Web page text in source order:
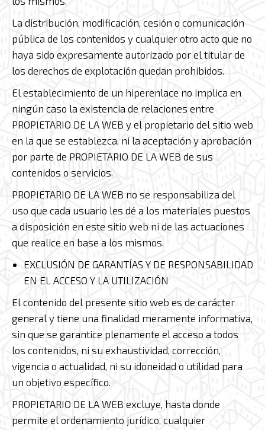
La distribución, modificación, cesión o comunicación
pública de los contenidos y cualquier otro acto que no
haya sido expresamente autorizado por el titular de
los derechos de explotación quedan prohibidos.
El establecimiento de un hiperenlace no implica en
ningún caso la existencia de relaciones entre
PROPIETARIO DE LA WEB y el propietario del sitio web
en la que se establezca, ni la aceptación y aprobación
por parte de PROPIETARIO DE LA WEB de sus
contenidos o servicios.
PROPIETARIO DE LA WEB no se responsabiliza del
uso que cada usuario les dé a los materiales puestos
a disposición en este sitio web ni de las actuaciones
que realice en base a los mismos.
EXCLUSIÓN DE GARANTÍAS Y DE RESPONSABILIDAD
EN EL ACCESO Y LA UTILIZACIÓN
El contenido del presente sitio web es de carácter
general y tiene una finalidad meramente informativa,
sin que se garantice plenamente el acceso a todos
los contenidos, ni su exhaustividad, corrección,
vigencia o actualidad, ni su idoneidad o utilidad para
un objetivo específico.
PROPIETARIO DE LA WEB excluye, hasta donde
permite el ordenamiento jurídico, cualquier